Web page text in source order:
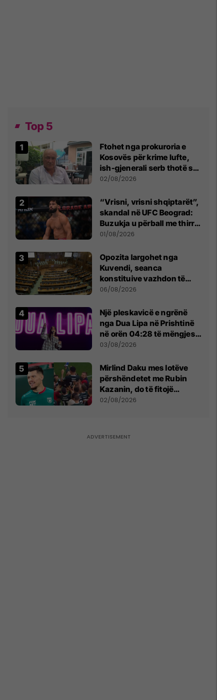
Top 5
Ftohet nga prokuroria e
Kosovës për krime lufte,
ish-gjenerali serb thotë se
dikush e tradhtoi në
02/08/2026
“Vrisni, vrisni shqiptarët”,
skandal në UFC Beograd:
Buzukja u përball me thirrje
anti-shqiptare nga
01/08/2026
Opozita largohet nga
Kuvendi, seanca
konstituive vazhdon të
shtunën në orën 11:00
06/08/2026
Një pleskavicë e ngrënë
nga Dua Lipa në Prishtinë
në orën 04:28 të mëngjesit
- dhe bota digjitale serbe
03/08/2026
Mirlind Daku mes lotëve
përshëndetet me Rubin
Kazanin, do të fitojë
miliona te Spartak Moska
02/08/2026